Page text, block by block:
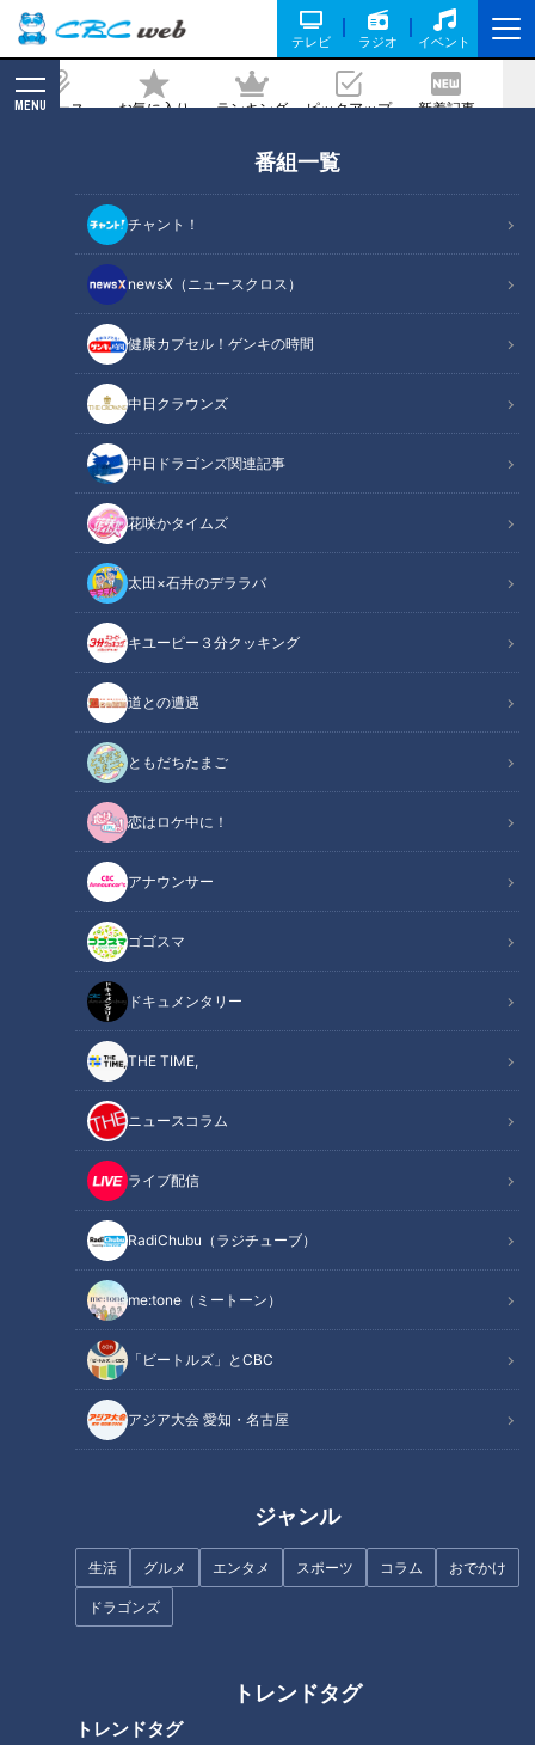
テレビ ラジオ イベント
ニュース お気に入り ランキング ピックアップ 新着記事
MENU
番組一覧
チャント！
newsX（ニュースクロス）
健康カプセル！ゲンキの時間
中日クラウンズ
中日ドラゴンズ関連記事
花咲かタイムズ
太田×石井のデララバ
キユーピー３分クッキング
道との遭遇
ともだちたまご
恋はロケ中に！
アナウンサー
ゴゴスマ
ドキュメンタリー
THE TIME,
ニュースコラム
ライブ配信
RadiChubu（ラジチューブ）
me:tone（ミートーン）
「ビートルズ」とCBC
アジア大会 愛知・名古屋
ジャンル
生活 グルメ エンタメ スポーツ コラム おでかけ
ドラゴンズ
トレンドタグ
トレンドタグ
らげる簡単ストレッチもご紹介！
2021/10/03 07:30
健康カプセル！ゲンキの時間
「健康カプセル！ゲンキの時間」アーカイブ
Summary
ゲスト：藤井サチ
ドクター：順天堂大学 医学部附属 順天堂医院 呼吸器内科 准教
授 医学博士 原田紀宏
今回は、咳でお悩みの方100人にアンケート調査を実施！咳に
関する疑問・質問にお答えしながら、危険な咳の見分け方を名
医が伝授。さらに、咳の息苦しさを和らげる簡単ストレッチも
ご紹介します。
身近な健康問題とその改善法を、様々なテーマで紹介する番組
『健康カプセル！ゲンキの時間』。
メインMCに石丸幹二さん、サブMCは坂下千里子さんです。
今回のテーマは「～大人喘息・逆流性食道炎・COPD～危険な
咳の見分け方」
今回は、咳でお悩みの方100人にアンケート調査を実施！咳に
関する疑問・質問にお答えしながら、危険な咳の見分け方を名
質問（3）「季節の変わり目になると咳が出ます。なぜです